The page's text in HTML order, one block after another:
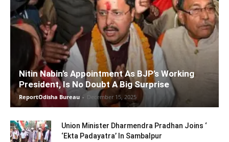
Nitin Nabin’s Appointment As BJP’s Working
President, Is No Doubt A Big Surprise
ReportOdisha Bureau - December 15, 2025
Union Minister Dharmendra Pradhan Joins ‘
‘Ekta Padayatra’ In Sambalpur